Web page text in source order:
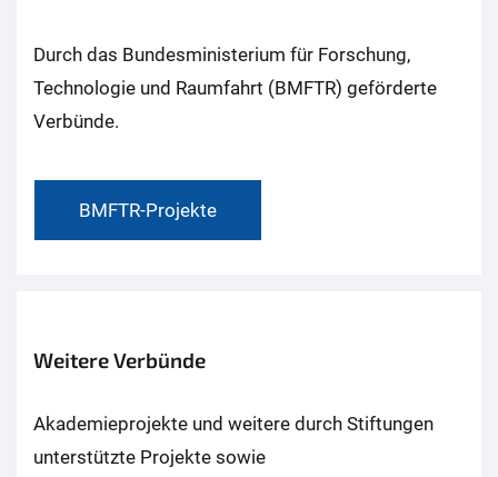
Durch das Bundesministerium für Forschung,
Technologie und Raumfahrt (BMFTR) geförderte
Verbünde.
BMFTR-Projekte
Weitere Verbünde
Akademieprojekte und weitere durch Stiftungen
unterstützte Projekte sowie